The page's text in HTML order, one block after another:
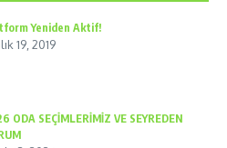
Yeniden Aktif!
19, 2019
ODA SEÇİMLERİMİZ VE SEYREDEN